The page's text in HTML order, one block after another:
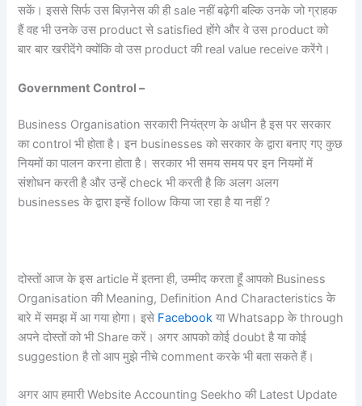
सकें। इससे सिर्फ उस बिज़नेस की ही sale नहीं बढ़ेगी बल्कि उनके जो ग्राहक
हैं वह भी उनके उस product से satisfied होंगे और वे उस product को
बार बार खरीदेंगे क्योंकि वो उस product की real value receive करेंगे।
Government Control –
Business Organisation सरकारी नियंत्रण के अधीन है इस पर सरकार
का control भी होता है। इन businesses को सरकार के द्वारा बनाए गए कुछ
नियमों का पालन करना होता है। सरकार भी समय समय पर इन नियमों में
संशोधन करती है और उन्हें check भी करती है कि अलग अलग
businesses के द्वारा इन्हें follow किया जा रहा है या नहीं ?
दोस्तों आज के इस article में इतना ही, उम्मीद करता हूँ आपको Business
Organisation की Meaning, Definition And Characteristics के
बारे में समझ में आ गया होगा। इसे Facebook या Whatsapp के through
अपने दोस्तों को भी Share करें। अगर आपको कोई doubt है या कोई
suggestion है तो आप मुझे नीचे comment करके भी बता सकते हैं।
अगर आप हमारी Website Accounting Seekho की Latest Update